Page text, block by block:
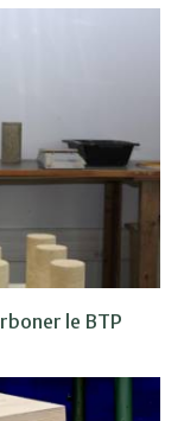
le BTP